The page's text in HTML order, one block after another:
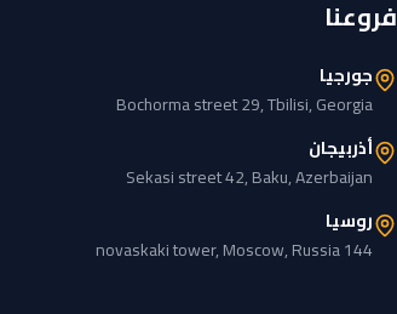
فروعنا
جورجيا
Bochorma street 29, Tbilisi, Georgia
أذربيجان
Sekasi street 42, Baku, Azerbaijan
روسيا
144 novaskaki tower, Moscow, Russia